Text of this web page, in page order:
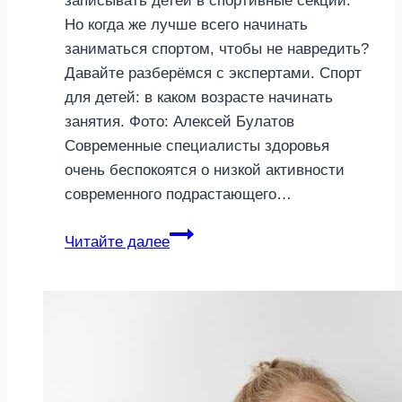
Но когда же лучше всего начинать
заниматься спортом, чтобы не навредить?
Давайте разберёмся с экспертами. Спорт
для детей: в каком возрасте начинать
занятия. Фото: Алексей Булатов
Современные специалисты здоровья
очень беспокоятся о низкой активности
современного подрастающего…
Читайте далее
Спорт